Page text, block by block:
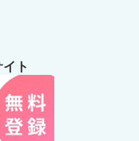
ト